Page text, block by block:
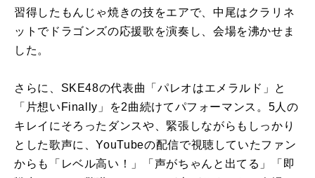
習得したもんじゃ焼きの技をエアで、中尾はクラリネ
ットでドラゴンズの応援歌を演奏し、会場を沸かせま
した。
さらに、SKE48の代表曲「パレオはエメラルド」と
「片想いFinally」を2曲続けてパフォーマンス。5人の
キレイにそろったダンスや、緊張しながらもしっかり
とした歌声に、YouTubeの配信で視聴していたファン
からも「レベル高い！」「声がちゃんと出てる」「即